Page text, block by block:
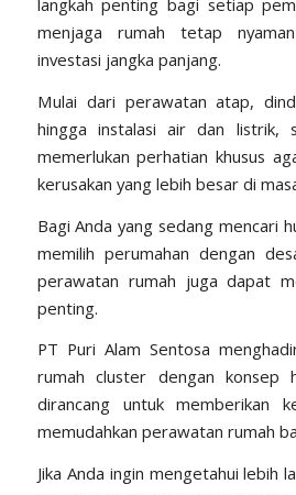
langkah penting bagi setiap
menjaga rumah tetap
investasi jangka panjang.
Mulai dari perawatan atap,
hingga instalasi air dan listrik,
memerlukan perhatian khusus
kerusakan yang lebih besar di
Bagi Anda yang sedang mencari
memilih perumahan dengan
perawatan rumah juga dapat
penting.
PT Puri Alam Sentosa
rumah cluster dengan konsep
dirancang untuk memberikan
memudahkan perawatan rumah
Jika Anda ingin mengetahui lebih